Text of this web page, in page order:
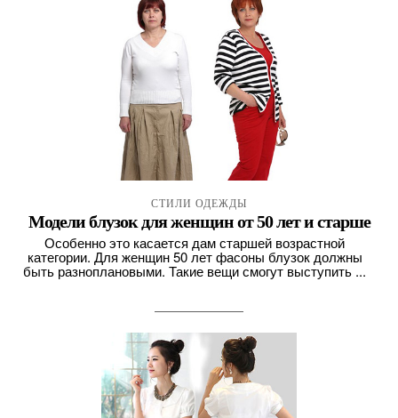
СТИЛИ ОДЕЖДЫ
Модели блузок для женщин от 50 лет и старше
Особенно это касается дам старшей возрастной
категории. Для женщин 50 лет фасоны блузок должны
быть разноплановыми. Такие вещи смогут выступить ...